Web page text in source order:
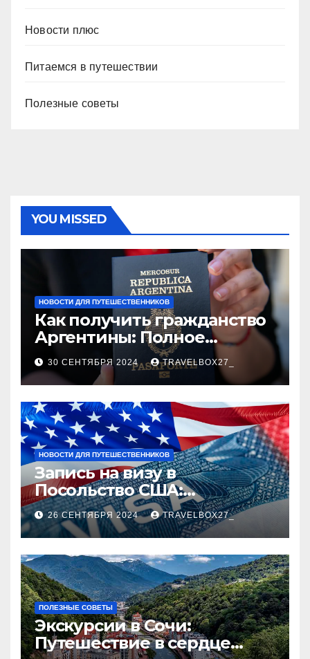
Новости плюс
Питаемся в путешествии
Полезные советы
YOU MISSED
НОВОСТИ ДЛЯ ПУТЕШЕСТВЕННИКОВ
Как получить гражданство
Аргентины: Полное
руководство
30 СЕНТЯБРЯ 2024 TRAVELBOX27_
НОВОСТИ ДЛЯ ПУТЕШЕСТВЕННИКОВ
Запись на визу в
Посольство США:
Пошаговое руководство
26 СЕНТЯБРЯ 2024 TRAVELBOX27_
ПОЛЕЗНЫЕ СОВЕТЫ
Экскурсии в Сочи:
Путешествие в сердце